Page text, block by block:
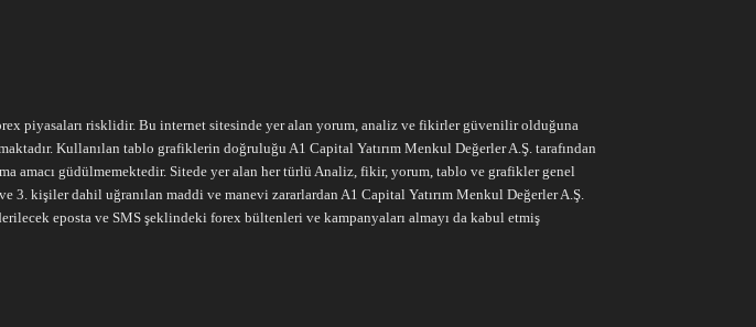
piyasaları risklidir. Bu internet sitesinde yer alan yorum, analiz ve fikirler güvenilir olduğuna
Kullanılan tablo grafiklerin doğruluğu A1 Capital Yatırım Menkul Değerler A.Ş. tarafından
amacı güdülmemektedir. Sitede yer alan her türlü Analiz, fikir, yorum, tablo ve grafikler genel
kişiler dahil uğranılan maddi ve manevi zararlardan A1 Capital Yatırım Menkul Değerler A.Ş.
eposta ve SMS şeklindeki forex bültenleri ve kampanyaları almayı da kabul etmiş